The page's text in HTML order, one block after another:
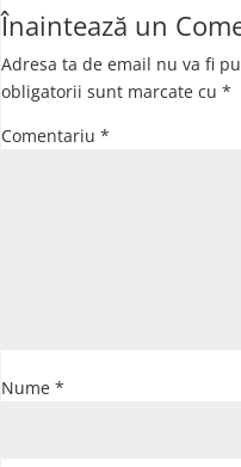
Înaintează un
Adresa ta de email nu va fi
obligatorii sunt marcate cu *
Comentariu *
Nume *